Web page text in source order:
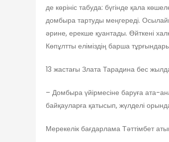
де көрініс табуда: бүгінде қала
домбыра тартуды меңгереді.
әрине, ерекше қуантады. Өйткені
Көпұлтты еліміздің барша
13 жастағы Злата Тарадина бес
– Домбыра үйірмесіне баруға ата-
байқауларға қатысып, жүлделі
Мерекелік бағдарлама Тәттімбет